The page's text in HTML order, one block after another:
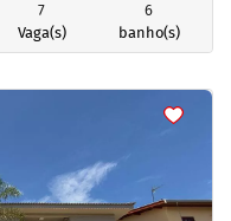
7
Vaga(s)
6
banho(s)